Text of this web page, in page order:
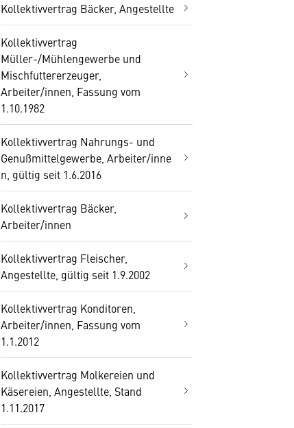
Kollektivvertrag Bäcker, Angestellte
Kollektivvertrag
Müller-/Mühlengewerbe und
Mischfuttererzeuger,
Arbeiter/innen, Fassung vom
1.10.1982
Kollektivvertrag Nahrungs- und
Genußmittelgewerbe, Arbeiter/inne
n, gültig seit 1.6.2016
Kollektivvertrag Bäcker,
Arbeiter/innen
Kollektivvertrag Fleischer,
Angestellte, gültig seit 1.9.2002
Kollektivvertrag Konditoren,
Arbeiter/innen, Fassung vom
1.1.2012
Kollektivvertrag Molkereien und
Käsereien, Angestellte, Stand
1.11.2017